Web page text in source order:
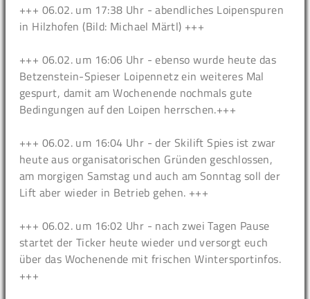
+++ 06.02. um 17:38 Uhr - abendliches Loipenspuren
in Hilzhofen (Bild: Michael Märtl) +++
+++ 06.02. um 16:06 Uhr - ebenso wurde heute das
Betzenstein-Spieser Loipennetz ein weiteres Mal
gespurt, damit am Wochenende nochmals gute
Bedingungen auf den Loipen herrschen.+++
+++ 06.02. um 16:04 Uhr - der Skilift Spies ist zwar
heute aus organisatorischen Gründen geschlossen,
am morgigen Samstag und auch am Sonntag soll der
Lift aber wieder in Betrieb gehen. +++
+++ 06.02. um 16:02 Uhr - nach zwei Tagen Pause
startet der Ticker heute wieder und versorgt euch
über das Wochenende mit frischen Wintersportinfos.
+++